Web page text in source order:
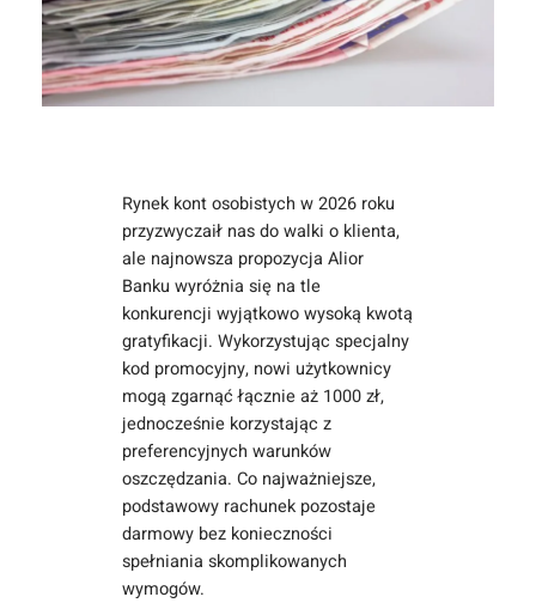
Rynek kont osobistych w 2026 roku
przyzwyczaił nas do walki o klienta,
ale najnowsza propozycja Alior
Banku wyróżnia się na tle
konkurencji wyjątkowo wysoką kwotą
gratyfikacji. Wykorzystując specjalny
kod promocyjny, nowi użytkownicy
mogą zgarnąć łącznie aż 1000 zł,
jednocześnie korzystając z
preferencyjnych warunków
oszczędzania. Co najważniejsze,
podstawowy rachunek pozostaje
darmowy bez konieczności
spełniania skomplikowanych
wymogów.